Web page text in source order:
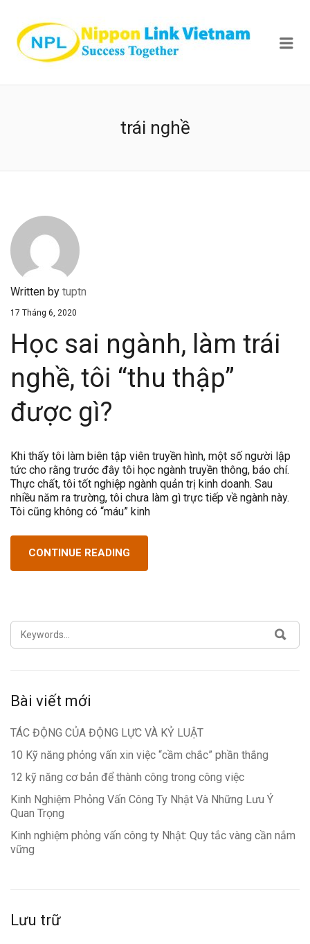
trái nghề
Written by tuptn
17 Tháng 6, 2020
Học sai ngành, làm trái
nghề, tôi “thu thập”
được gì?
Khi thấy tôi làm biên tập viên truyền hình, một số người lập
tức cho rằng trước đây tôi học ngành truyền thông, báo chí.
Thực chất, tôi tốt nghiệp ngành quản trị kinh doanh. Sau
nhiều năm ra trường, tôi chưa làm gì trực tiếp về ngành này.
Tôi cũng không có “máu” kinh
CONTINUE READING
SEARCH
FOR:
Bài viết mới
TÁC ĐỘNG CỦA ĐỘNG LỰC VÀ KỶ LUẬT
10 Kỹ năng phỏng vấn xin việc “cầm chắc” phần thắng
12 kỹ năng cơ bản để thành công trong công việc
Kinh Nghiệm Phỏng Vấn Công Ty Nhật Và Những Lưu Ý
Quan Trọng
Kinh nghiệm phỏng vấn công ty Nhật: Quy tắc vàng cần nắm
vững
Lưu trữ